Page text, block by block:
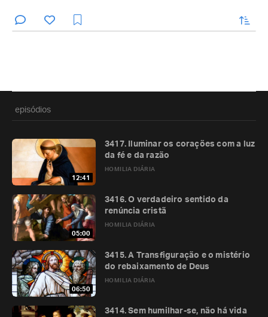
enviar
episódios
12:41
HOMILIA DIÁRIA
3417. Iluminar os corações com a luz
da fé e da razão
05:00
HOMILIA DIÁRIA
3416. O verdadeiro sentido da
renúncia cristã
06:50
HOMILIA DIÁRIA
3415. A Transfiguração e o mistério
do rebaixamento de Deus
3414. Sem humilhar-se, não há vida